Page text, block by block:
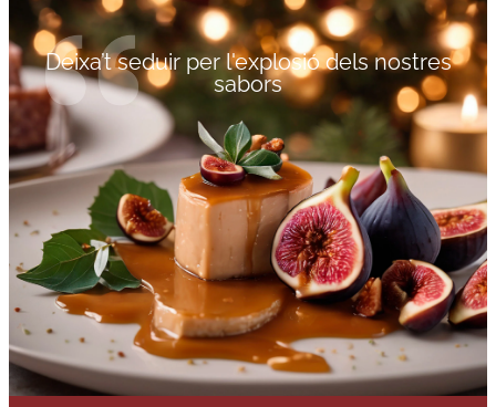
Deixa’t seduir per l'explosió dels nostres
sabors